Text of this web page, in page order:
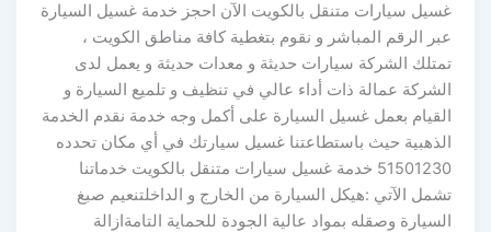
غسيل سيارات متنقل بالكويت الآن احجز خدمة غسيل السيارة
عبر الرقم المباشر و نقوم بتغطية كافة مناطق الكويت ،
تمتلك الشركة سيارات حديثة و معدات حديثة و يعمل لدى
الشركة عمالة ذات أداء عالي في تنظيف و تلميع السيارة و
القيام بعمل غسيل السيارة على أكمل وجه خدمة نقدم الخدمة
الذهبية حيث باستطاعتنا غسيل سيارتك في أي مكان تحدده
51501230 خدمة غسيل سيارات متنقل بالكويت خدماتنا
تشمل الآتي :هيكل السيارة من الخارج و الداخلتنعيم صبغ
السيارة وصقله بمواد عالية الجودة للحماية التامةازالة